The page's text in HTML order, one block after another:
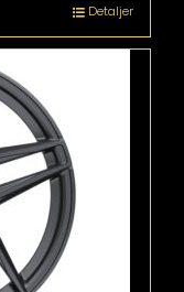
Detaljer